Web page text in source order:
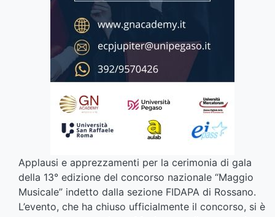
Applausi e apprezzamenti per la cerimonia di gala
della 13° edizione del concorso nazionale “Maggio
Musicale” indetto dalla sezione FIDAPA di Rossano.
L’evento, che ha chiuso ufficialmente il concorso, si è